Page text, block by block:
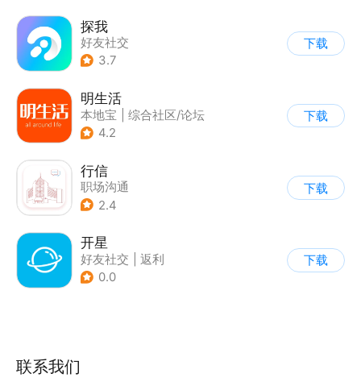
探我
好友社交
3.7
下载
明生活
本地宝
综合社区/论坛
4.2
下载
行信
职场沟通
2.4
下载
开星
好友社交
返利
0.0
下载
联系我们